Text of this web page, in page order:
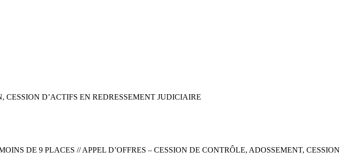
CESSION D’ACTIFS EN REDRESSEMENT JUDICIAIRE
DE 9 PLACES // APPEL D’OFFRES – CESSION DE CONTRÔLE, ADOSSEMENT, CESSION